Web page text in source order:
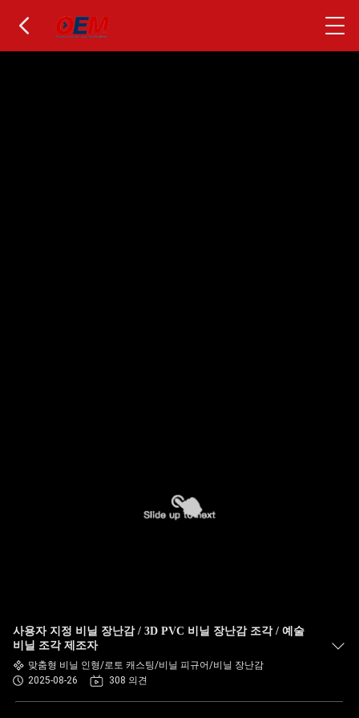
사용자 지정 비닐 장난감 / 3D PVC 비닐 장난감 조각 / 예술
비닐 조각 제조자
맞춤형 비닐 인형/로토 캐스팅/비닐 피규어/비닐 장난감
2025-08-26
308 의견